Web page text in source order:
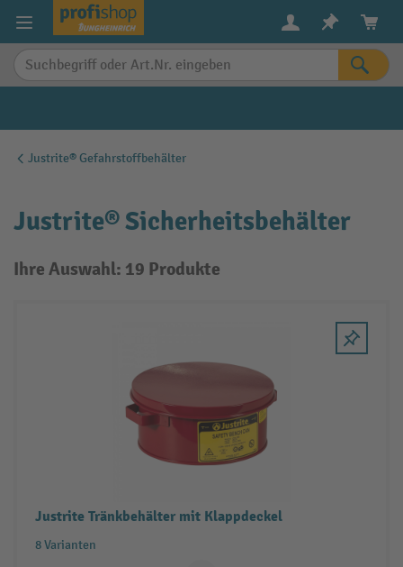
springen
Justrite® Gefahrstoffbehälter
Justrite® Sicherheitsbehälter
Ihre Auswahl: 19 Produkte
Justrite Tränkbehälter mit Klappdeckel
8 Varianten